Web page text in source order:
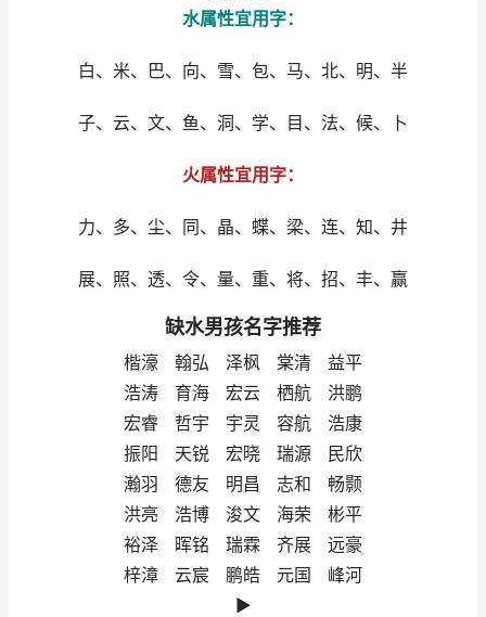
水属性宜用字：
白、米、巴、向、雪、包、马、北、明、半
子、云、文、鱼、洞、学、目、法、候、卜
火属性宜用字：
力、多、尘、同、晶、蝶、梁、连、知、井
展、照、透、令、量、重、将、招、丰、赢
缺水男孩名字推荐
楷濠 翰弘 泽枫 棠清 益平
浩涛 育海 宏云 栖航 洪鹏
宏睿 哲宇 宇灵 容航 浩康
振阳 天锐 宏晓 瑞源 民欣
瀚羽 德友 明昌 志和 畅颢
洪亮 浩博 浚文 海荣 彬平
裕泽 晖铭 瑞霖 齐展 远豪
梓漳 云宸 鹏皓 元国 峰河
►